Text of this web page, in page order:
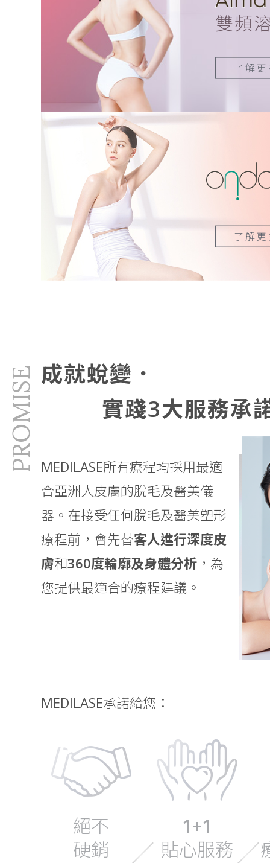
雙頻
了解
了解
PROMISE 成就蛻變．
實踐3大服務承
MEDILASE所有療程均採用最適
合亞洲人皮膚的脫毛及醫美儀
器。在接受任何脫毛及醫美塑形
療程前，會先替客人進行深度皮
膚和360度輪廓及身體分析 ，為
您提供最適合的療程建議。
MEDILASE承諾給您：
絕不
硬銷
1+1
貼心服務